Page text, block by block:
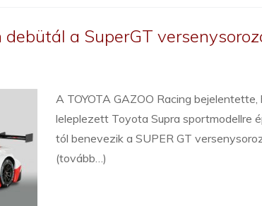
a SuperGT
A TOYOTA GAZOO Racing
leleplezett Toyota Supra sportmodellre
tól benevezik a SUPER GT
(tovább…)